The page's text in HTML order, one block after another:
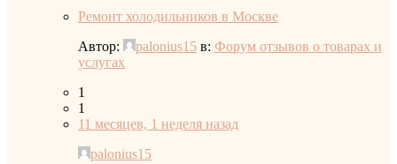
Ремонт холодильников в Москве
Автор:
palonius15 в: Форум отзывов о товарах и
услугах
1
1
11 месяцев, 1 неделя назад
palonius15